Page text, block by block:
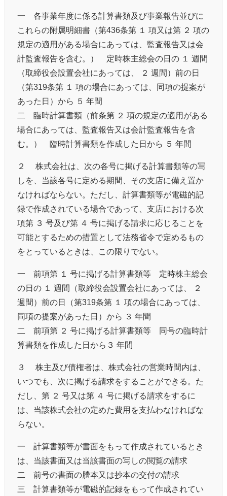
一 各事業年度に係る計算書類及び事業報告並びに
これらの附属明細書（第436条第 １ 項又は第 ２ 項の
規定の適用がある場合にあっては、監査報告又は会
計監査報告を含む。） 定時株主総会の日の １ 週間
（取締役会設置会社にあっては、 ２ 週間）前の日
（第319条第 １ 項の場合にあっては、同項の提案が
あった日）から ５ 年間
二 臨時計算書類（前条第 ２ 項の規定の適用がある
場合にあっては、監査報告又は会計監査報告を含
む。） 臨時計算書類を作成した日から ５ 年間
２ 株式会社は、次の各号に掲げる計算書類等の写
しを、当該各号に定める期間、その支店に備え置か
なければならない。ただし、計算書類等が電磁的記
録で作成されている場合であって、支店における次
項第 ３ 号及び第 ４ 号に掲げる請求に応じることを
可能とするための措置として法務省令で定めるもの
をとっているときは、この限りでない。
一 前項第 １ 号に掲げる計算書類等 定時株主総会
の日の １ 週間（取締役会設置会社にあっては、 ２
週間）前の日（第319条第 １ 項の場合にあっては、
同項の提案があった日）から ３ 年間
二 前項第 ２ 号に掲げる計算書類等 同号の臨時計
算書類を作成した日から３ 年間
３ 株主及び債権者は、株式会社の営業時間内は、
いつでも、次に掲げる請求をすることができる。た
だし、第 ２ 号又は第 ４ 号に掲げる請求をするに
は、当該株式会社の定めた費用を支払わなければな
らない。
一 計算書類等が書面をもって作成されているとき
は、当該書面又は当該書面の写しの閲覧の請求
二 前号の書面の謄本又は抄本の交付の請求
三 計算書類等が電磁的記録をもって作成されてい